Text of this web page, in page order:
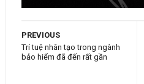
PREVIOUS
Trí tuệ nhân tạo trong ngành
bảo hiểm đã đến rất gần